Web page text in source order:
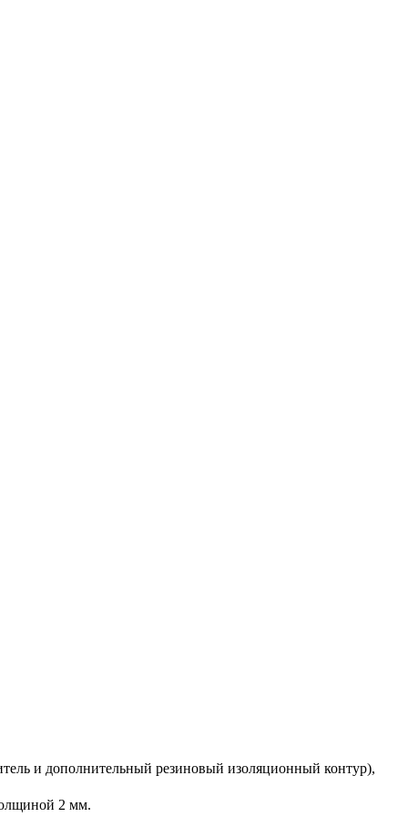
и дополнительный резиновый изоляционный контур),
2 мм.